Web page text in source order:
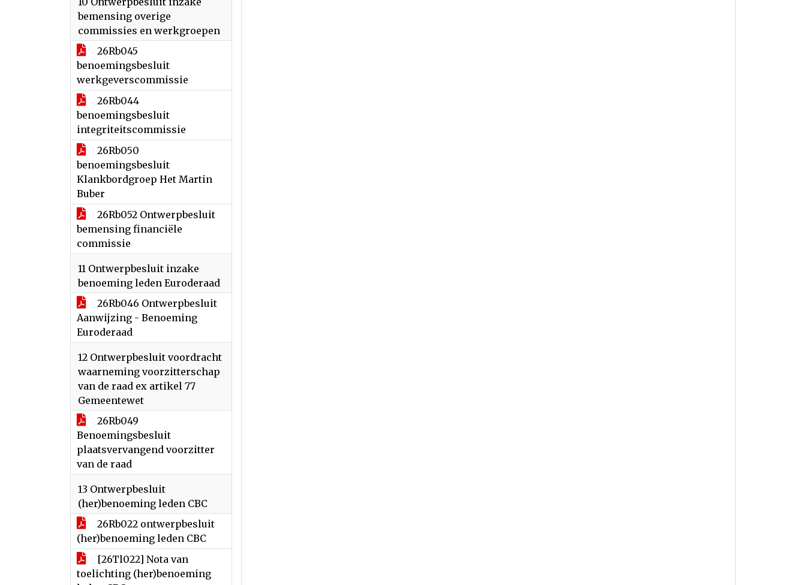
bemensing overige
commissies en werkgroepen
26Rb045
benoemingsbesluit
werkgeverscommissie
26Rb044
benoemingsbesluit
integriteitscommissie
26Rb050
benoemingsbesluit
Klankbordgroep Het Martin
Buber
26Rb052 Ontwerpbesluit
bemensing financiële
commissie
11 Ontwerpbesluit inzake
benoeming leden Euroderaad
26Rb046 Ontwerpbesluit
Aanwijzing - Benoeming
Euroderaad
12 Ontwerpbesluit voordracht
waarneming voorzitterschap
van de raad ex artikel 77
Gemeentewet
26Rb049
Benoemingsbesluit
plaatsvervangend voorzitter
van de raad
13 Ontwerpbesluit
(her)benoeming leden CBC
26Rb022 ontwerpbesluit
(her)benoeming leden CBC
[26Tl022] Nota van
toelichting (her)benoeming